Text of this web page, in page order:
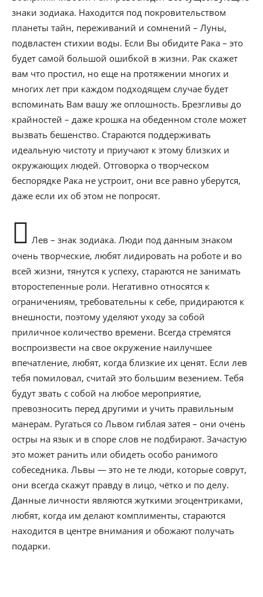
знаки зодиака. Находится под покровительством
планеты тайн, переживаний и сомнений – Луны,
подвластен стихии воды. Если Вы обидите Рака – это
будет самой большой ошибкой в жизни. Рак скажет
вам что простил, но еще на протяжении многих и
многих лет при каждом подходящем случае будет
вспоминать Вам вашу же оплошность. Брезгливы до
крайностей – даже крошка на обеденном столе может
вызвать бешенство. Стараются поддерживать
идеальную чистоту и приучают к этому близких и
окружающих людей. Отговорка о творческом
беспорядке Рака не устроит, они все равно уберутся,
даже если их об этом не попросят.
Лев – знак зодиака. Люди под данным знаком
очень творческие, любят лидировать на роботе и во
всей жизни, тянутся к успеху, стараются не занимать
второстепенные роли. Негативно относятся к
ограничениям, требовательны к себе, придираются к
внешности, поэтому уделяют уходу за собой
приличное количество времени. Всегда стремятся
воспроизвести на свое окружение наилучшее
впечатление, любят, когда близкие их ценят. Если лев
тебя помиловал, считай это большим везением. Тебя
будут звать с собой на любое мероприятие,
превозносить перед другими и учить правильным
манерам. Ругаться со Львом гиблая затея – они очень
остры на язык и в споре слов не подбирают. Зачастую
это может ранить или обидеть особо ранимого
собеседника. Львы — это не те люди, которые соврут,
они всегда скажут правду в лицо, чётко и по делу.
Данные личности являются жуткими эгоцентриками,
любят, когда им делают комплименты, стараются
находится в центре внимания и обожают получать
подарки.